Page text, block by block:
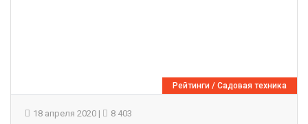
Рейтинги / Садовая техника
18 апреля 2020 | 8 403